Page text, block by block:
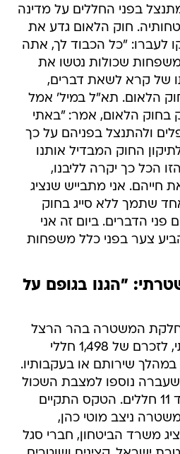
בפני החללים על מדינה
חוק הלאום גדע את
לעברו: "כל הכבוד לך, אתה
משפחות שכולות נטשו את
של קרא לשאת דברים,
הלאום. תא"ל במיל' אמל
בחוק הלאום, אמר: "באתי
ולהתנצל בפניהם על כך
החוק המבדיל אותנו
הכל כך יקרה לליבנו,
חייהם. אני מתבייש שנציג
שתמך ללא סייג בחוק
הדברים. ביום זה אני
צער בפני כלל משפחות
"הגנו בגופם על
המשטרה בהר הרצל
טקס הזיכרון המשטרתי, לזכרם של 1,498 חללי
שירותם או בעקבותיו.
שעברה נוספו למצבת השכול
של משטרת ישראל עוד 11 חללים. הטקס התקיים
ניצב מוטי כהן,
משרד הביטחון, חברי סגל